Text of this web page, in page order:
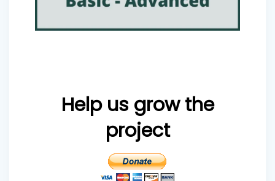
Help us grow the
project